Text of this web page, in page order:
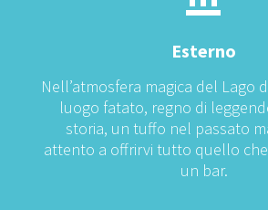
Esterno
Nell’atmosfera magica del Lago
luogo fatato, regno di
storia, un tuffo nel passato
attento a offrirvi tutto quello
un bar.